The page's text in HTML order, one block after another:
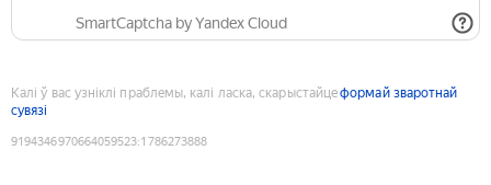
SmartCaptcha by Yandex Cloud
Калі ў вас узніклі праблемы, калі ласка, скарыстайцеформай зваротнай
сувязі
9194346970664059523:1786273888